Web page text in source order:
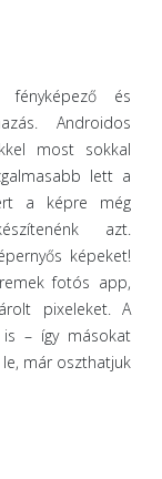
fényképező és
Androidos
most sokkal
lett a
a képre még
azt.
képeket!
fotós app,
pixeleket. A
is – így másokat
már oszthatjuk